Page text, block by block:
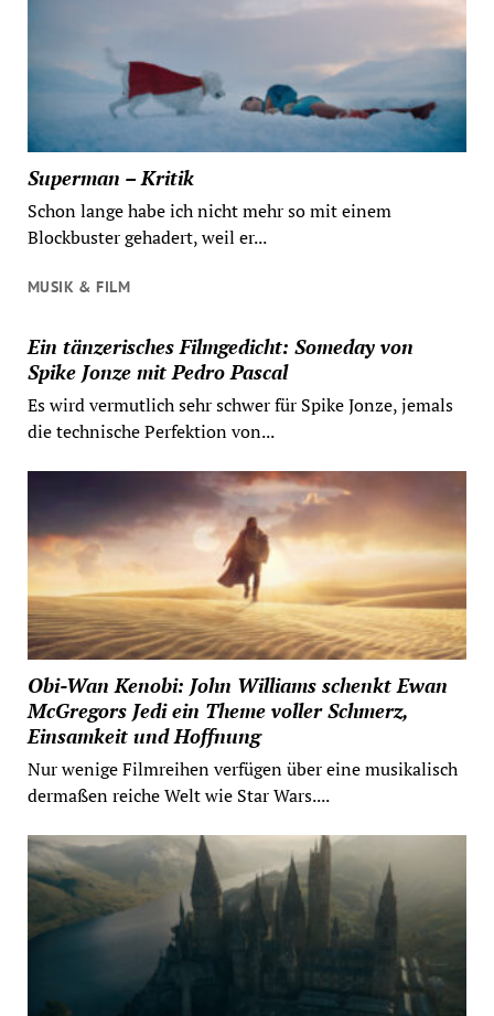
Superman – Kritik
Schon lange habe ich nicht mehr so mit einem
Blockbuster gehadert, weil er...
MUSIK & FILM
Ein tänzerisches Filmgedicht: Someday von
Spike Jonze mit Pedro Pascal
Es wird vermutlich sehr schwer für Spike Jonze, jemals
die technische Perfektion von...
Obi-Wan Kenobi: John Williams schenkt Ewan
McGregors Jedi ein Theme voller Schmerz,
Einsamkeit und Hoffnung
Nur wenige Filmreihen verfügen über eine musikalisch
dermaßen reiche Welt wie Star Wars....